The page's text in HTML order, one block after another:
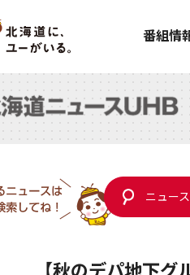
番組情
ニュー